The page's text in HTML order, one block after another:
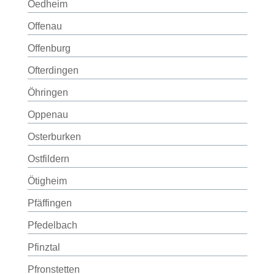
Oedheim
Offenau
Offenburg
Ofterdingen
Öhringen
Oppenau
Osterburken
Ostfildern
Ötigheim
Pfäffingen
Pfedelbach
Pfinztal
Pfronstetten